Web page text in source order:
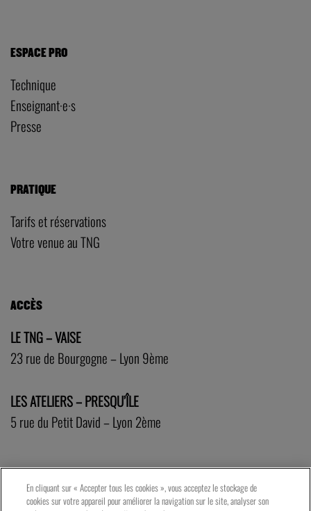
ESPACE PRO
Technique
Enseignant·e·s
Presse
PRATIQUE
Tarifs et réservations
Votre venue au TNG
ACCÈS
LE TNG – VAISE
23 rue de Bourgogne – Lyon 9ème
LES ATELIERS – PRESQU’ÎLE
5 rue du Petit David – Lyon 2ème
En cliquant sur « Accepter tous les cookies », vous acceptez le stockage de
cookies sur votre appareil pour améliorer la navigation sur le site, analyser son